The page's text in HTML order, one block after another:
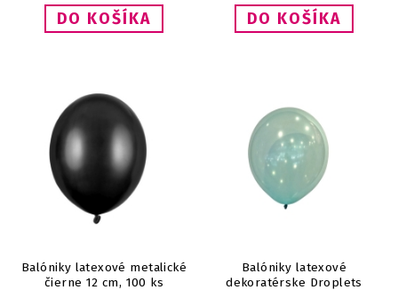
Balóniky latexové metalické
čierne 12 cm, 100 ks
Balóniky latexové
dekoratérske Droplets